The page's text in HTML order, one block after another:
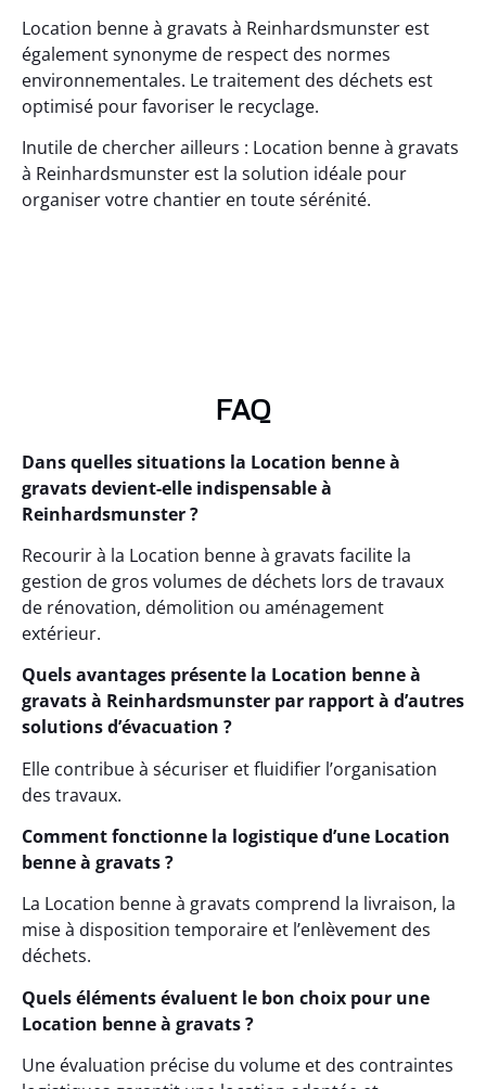
Location benne à gravats à Reinhardsmunster est
également synonyme de respect des normes
environnementales. Le traitement des déchets est
optimisé pour favoriser le recyclage.
Inutile de chercher ailleurs : Location benne à gravats
à Reinhardsmunster est la solution idéale pour
organiser votre chantier en toute sérénité.
FAQ
Dans quelles situations la Location benne à
gravats devient-elle indispensable à
Reinhardsmunster ?
Recourir à la Location benne à gravats facilite la
gestion de gros volumes de déchets lors de travaux
de rénovation, démolition ou aménagement
extérieur.
Quels avantages présente la Location benne à
gravats à Reinhardsmunster par rapport à d’autres
solutions d’évacuation ?
Elle contribue à sécuriser et fluidifier l’organisation
des travaux.
Comment fonctionne la logistique d’une Location
benne à gravats ?
La Location benne à gravats comprend la livraison, la
mise à disposition temporaire et l’enlèvement des
déchets.
Quels éléments évaluent le bon choix pour une
Location benne à gravats ?
Une évaluation précise du volume et des contraintes